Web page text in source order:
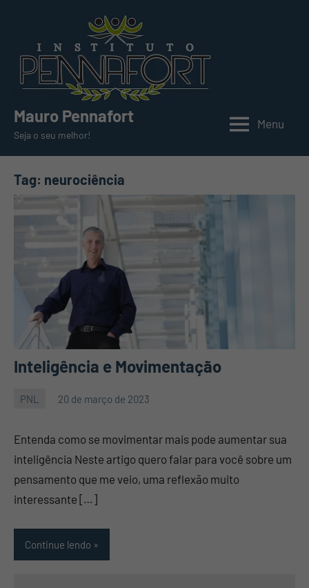
conteúdo
Mauro Pennafort
Seja o seu melhor!
Menu
Tag: neurociência
Inteligência e Movimentação
PNL 20 de março de 2023
Entenda como se movimentar mais pode aumentar sua
inteligência Neste artigo quero falar para você sobre um
pensamento que me veio, uma reflexão muito
interessante […]
Continue lendo